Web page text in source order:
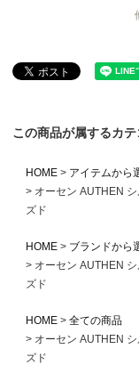
この商品が属するカテ
HOME アイテムから
オーセン AUTHEN
ズド
HOME ブランドから
オーセン AUTHEN
ズド
HOME
全ての商品
オーセン AUTHEN
ズド